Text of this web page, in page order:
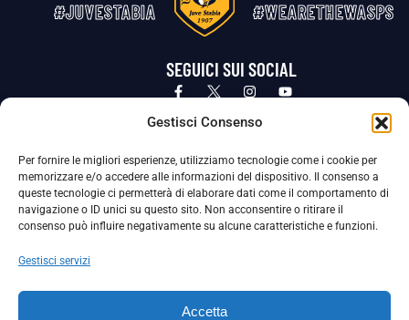
Gestisci Consenso
Per fornire le migliori esperienze, utilizziamo tecnologie come i cookie per
memorizzare e/o accedere alle informazioni del dispositivo. Il consenso a
queste tecnologie ci permetterà di elaborare dati come il comportamento di
navigazione o ID unici su questo sito. Non acconsentire o ritirare il
consenso può influire negativamente su alcune caratteristiche e funzioni.
Gestisci servizi
Accetta
#JUVESTABIA #WEARETHEWASPS
SEGUICI SUI SOCIAL
Privacy Policy Cookie Policy
La Società ha nominato il Responsabile della Protezione dei Dati Personali (DPO), figura specializzata che vigila sulle modalità
adottate dalla nostra Società per tutelare i Suoi dati personali.
Per contattare il DPO può scrivere a